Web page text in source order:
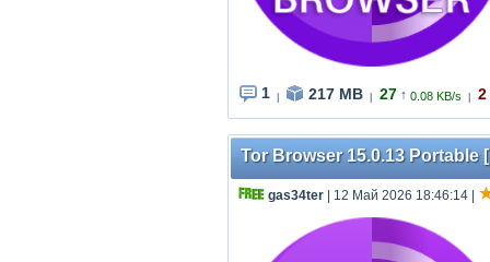
1 217 MB 27 ↑ 0.08 KB/s 2
Tor Browser 15.0.13 Portable
gas34ter | 12 Май 2026 18:46:14